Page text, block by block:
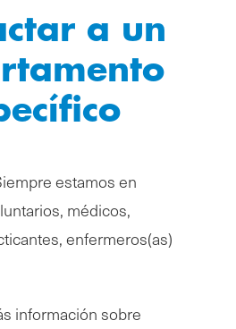
a un
estamos en
médicos,
enfermeros(as)
información sobre